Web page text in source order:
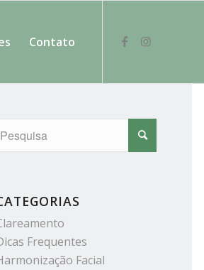
Contato
Frequentes
Facial